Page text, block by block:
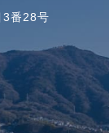
3番28号